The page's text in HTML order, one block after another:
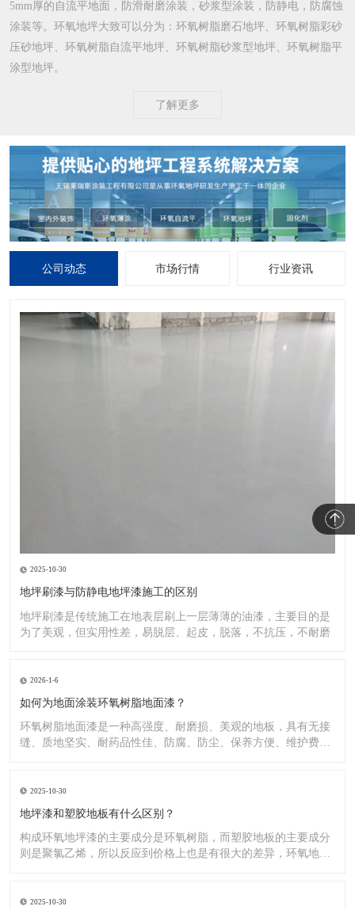
5mm厚的自流平地面，防滑耐磨涂装，砂浆型涂装，防静电，防腐蚀
涂装等。环氧地坪大致可以分为：环氧树脂磨石地坪、环氧树脂彩砂
压砂地坪、环氧树脂自流平地坪、环氧树脂砂浆型地坪、环氧树脂平
涂型地坪。
了解更多
公司动态 市场行情 行业资讯
2025-10-30
地坪刷漆与防静电地坪漆施工的区别
地坪刷漆是传统施工在地表层刷上一层薄薄的油漆，主要目的是
为了美观，但实用性差，易脱层、起皮，脱落，不抗压，不耐磨
2026-1-6
如何为地面涂装环氧树脂地面漆？
环氧树脂地面漆是一种高强度、耐磨损、美观的地板，具有无接
缝、质地坚实、耐药品性佳、防腐、防尘、保养方便、维护费用
2025-10-30
地坪漆和塑胶地板有什么区别？
构成环氧地坪漆的主要成分是环氧树脂，而塑胶地板的主要成分
则是聚氯乙烯，所以反应到价格上也是有很大的差异，环氧地坪
2025-10-30